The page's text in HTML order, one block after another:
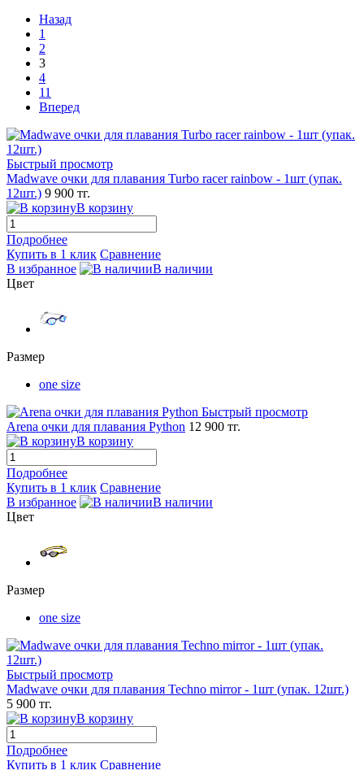
Назад
1
2
3
4
11
Вперед
Быстрый просмотр
Madwave очки для плавания Turbo racer rainbow - 1шт (упак.
12шт.) 9 900 тг.
В корзину
Подробнее
Купить в 1 клик Сравнение
В избранное
В наличии
Цвет
Размер
one size
Быстрый просмотр
Arena очки для плавания Python 12 900 тг.
В корзину
Подробнее
Купить в 1 клик Сравнение
В избранное
В наличии
Цвет
Размер
one size
Быстрый просмотр
Madwave очки для плавания Techno mirror - 1шт (упак. 12шт.)
5 900 тг.
В корзину
Подробнее
Купить в 1 клик Сравнение